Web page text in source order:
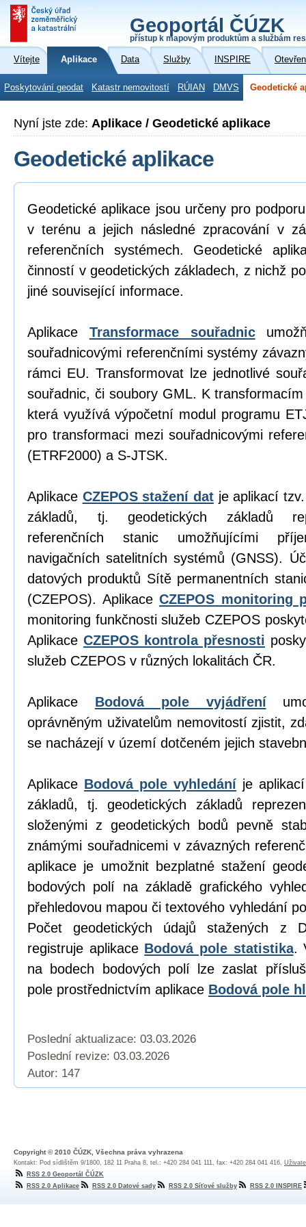
Geoportál ČÚZK
přístup k mapovým produktům a službám
Vítejte Aplikace Data Služby INSPIRE
Poskytování geodat Katastr nemovitostí RÚIAN DMVS Geodetické
Nyní jste zde: Aplikace / Geodetické aplikace
Geodetické aplikace
Geodetické aplikace jsou určeny pro
v terénu a jejich následné zpracování v
referenčních systémech. Geodetické
činností v geodetických základech, z nichž
jiné související informace.
Aplikace Transformace souřadnic
souřadnicovými referenčními systémy
rámci EU. Transformovat lze jednotlivé
souřadnic, či soubory GML. K
která využívá výpočetní modul programu
pro transformaci mezi souřadnicovými
(ETRF2000) a S-JTSK.
Aplikace CZEPOS stažení datje aplikací
základů, tj. geodetických základů
referenčních stanic umožňujícími
navigačních satelitních systémů (GNSS).
datových produktů Sítě permanentních
(CZEPOS). Aplikace CZEPOS monitoring
monitoring funkčnosti služeb CZEPOS
Aplikace CZEPOS kontrola přesnosti
služeb CZEPOS v různých lokalitách ČR.
Aplikace Bodová pole vyjádření
oprávněným uživatelům nemovitostí zjistit,
se nacházejí v území dotčeném jejich
Aplikace Bodová pole vyhledání je
základů, tj. geodetických základů
složenými z geodetických bodů pevně
známými souřadnicemi v závazných
aplikace je umožnit bezplatné stažení
bodových polí na základě grafického
přehledovou mapou či textového vyhledání
Počet geodetických údajů stažených z
registruje aplikace Bodová pole statistika.
na bodech bodových polí lze zaslat
pole prostřednictvím aplikace Bodová pole
Poslední aktualizace: 03.03.2026
Poslední revize: 03.03.2026
Autor: 147
Copyright © 2010 ČÚZK, Všechna práva vyhrazena
Kontakt: Pod sídlištěm 9/1800, 182 11 Praha 8, tel.: +420 284 041 111, fax: +420 284 041 416,
RSS 2.0 Geoportál ČÚZK
RSS 2.0 Aplikace
RSS 2.0 Datové sady RSS 2.0 Síťové služby RSS 2.0 INSPIRE